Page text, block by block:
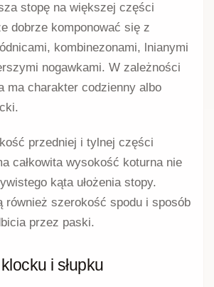
stopę na większej części
dobrze komponować się z
kombinezonami, lnianymi
nogawkami. W zależności
ma charakter codzienny albo
przedniej i tylnej części
całkowita wysokość koturna nie
kąta ułożenia stopy.
również szerokość spodu i sposób
przez paski.
i słupku